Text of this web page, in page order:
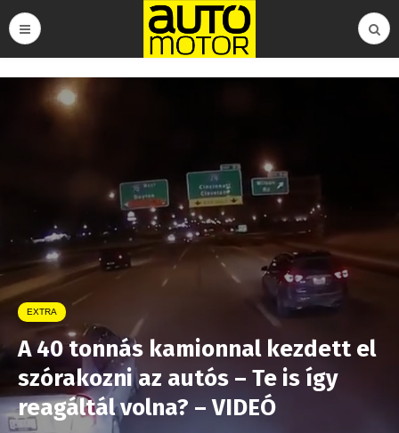
EXTRA
A 40 tonnás kamionnal kezdett el
szórakozni az autós – Te is így
reagáltál volna? – VIDEÓ